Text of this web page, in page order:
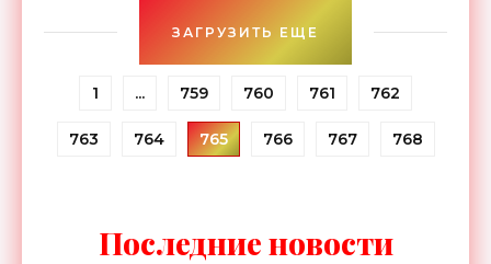
ЗАГРУЗИТЬ ЕЩЕ
1 ... 759 760 761 762
763 764 765 766 767 768
Последние новости